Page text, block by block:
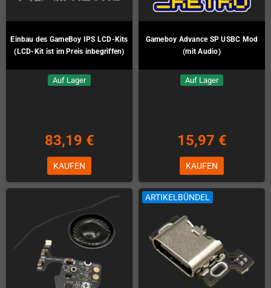
Einbau des GameBoy IPS LCD-Kits
(LCD-Kit ist im Preis inbegriffen)
Auf Lager
83,19 €
KAUFEN
Gameboy Advance SP USBC Mod
(mit Audio)
Auf Lager
15,97 €
KAUFEN
ARTIKELBÜNDEL